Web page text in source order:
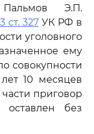
Э.П.
ст. 327УК РФ в
уголовного
ему
совокупности
10 месяцев
приговор
без